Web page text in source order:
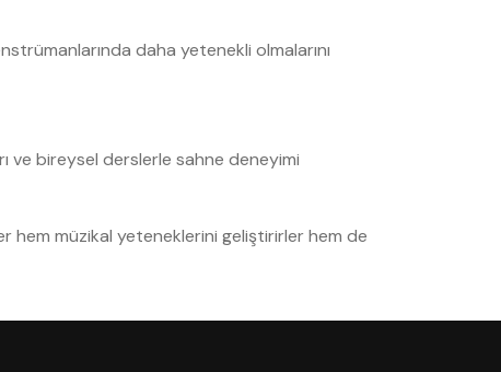
daha yetenekli olmalarını
ve bireysel derslerle sahne deneyimi
hem müzikal yeteneklerini geliştirirler hem de